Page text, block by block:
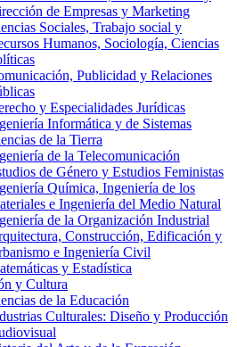
de Empresas y Marketing
Sociales, Trabajo social y
Humanos, Sociología, Ciencias
Publicidad y Relaciones
y Especialidades Jurídicas
Informática y de Sistemas
de la Tierra
de la Telecomunicación
de Género y Estudios Feministas
Química, Ingeniería de los
e Ingeniería del Medio Natural
de la Organización Industrial
Construcción, Edificación y
e Ingeniería Civil
y Estadística
y Cultura
de la Educación
Culturales: Diseño y Producción